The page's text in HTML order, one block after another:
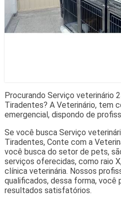
Procurando Serviço veterinário
Tiradentes? A Veterinário, tem
emergencial, dispondo de
Se você busca Serviço
Tiradentes, Conte com a
você busca do setor de pets,
serviços oferecidas, como raio
clínica veterinária. Nossos
qualificados, dessa forma,
resultados satisfatórios.